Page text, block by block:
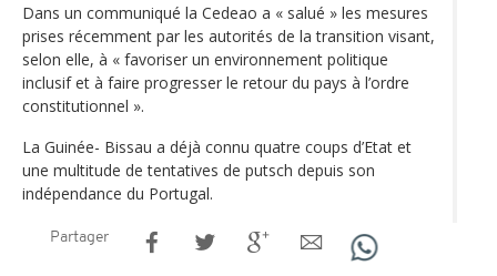
Dans un communiqué la Cedeao a « salué » les mesures
prises récemment par les autorités de la transition visant,
selon elle, à « favoriser un environnement politique
inclusif et à faire progresser le retour du pays à l’ordre
constitutionnel ».
La Guinée- Bissau a déjà connu quatre coups d’Etat et
une multitude de tentatives de putsch depuis son
indépendance du Portugal.
Partager